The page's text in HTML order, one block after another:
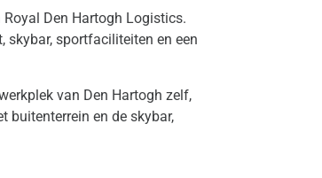
Den Hartogh Logistics.
skybar, sportfaciliteiten en een
van Den Hartogh zelf,
buitenterrein en de skybar,